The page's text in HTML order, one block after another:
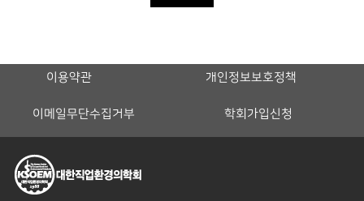
이용약관 개인정보보호정책
이메일무단수집거부 학회가입신청